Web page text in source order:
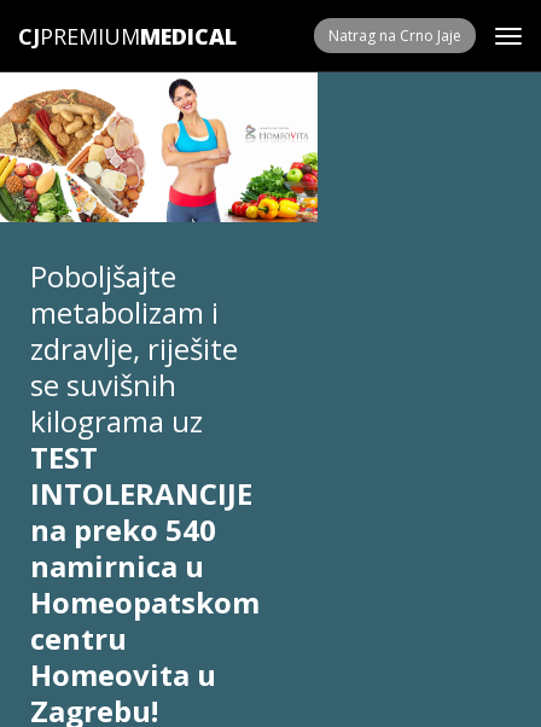
CJPREMIUM Natrag na Crno Jaje
Poboljšajte
metabolizam i
zdravlje, riješite
se suvišnih
kilograma uz
TEST
INTOLERANCIJE
na preko 540
namirnica u
Homeopatskom
centru
Homeovita u
Zagrebu!